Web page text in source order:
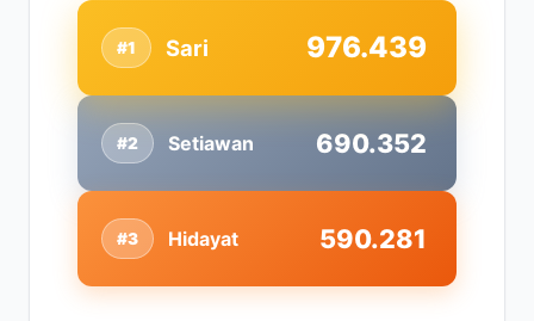
#2 Setiawan 690.352
#1 Sari 976.439
#3 Hidayat 590.281